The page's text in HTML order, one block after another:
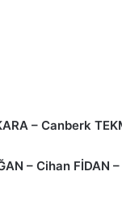
–
– Cihan FİDAN